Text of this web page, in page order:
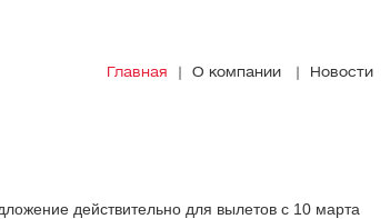
Главная О компании Новости
действительно для вылетов с 10 марта